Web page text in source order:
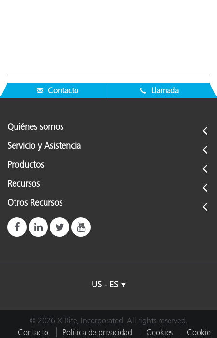
Contacto Llamada
Quiénes somos
Servicio y Asistencia
Productos
Recursos
Otros Recursos
US - ES
© 2026 X-Rite, Incorporated. All rights reserved.
Contacto
Política de privacidad Cookies Cookie